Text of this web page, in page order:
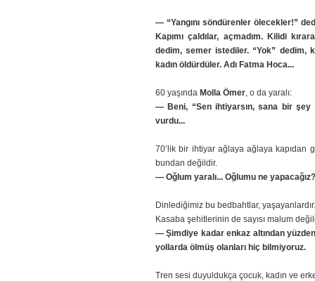
— “Yangını söndürenler ölecekler!”
Kapımı çaldılar, açmadım. Kilidi
dedim, semer istediler. “Yok” dedim,
kadın öldürdüler. Adı Fatma Hoca...
60 yaşında Molla Ömer, o da yaralı:
— Beni, “Sen ihtiyarsın, sana bir şey
vurdu...
70’lik bir ihtiyar ağlaya ağlaya kapıdan
bundan değildir.
— Oğlum yaralı... Oğlumu ne yapacağız?
Dinlediğimiz bu bedbahtlar,
Kasaba şehitlerinin de sayısı malum
— Şimdiye kadar enkaz altından
yollarda ölmüş olanları hiç bilmiyoruz.
Tren sesi duyuldukça çocuk, kadın ve